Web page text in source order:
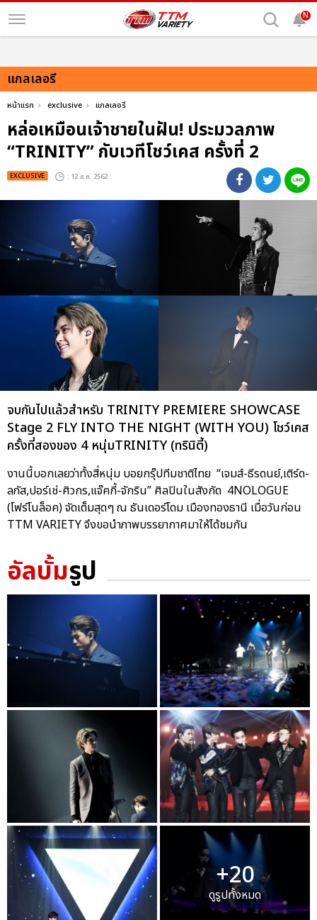
N
แกลเลอรี
หน้าแรก exclusive แกลเลอรี
หล่อเหมือนเจ้าชายในฝัน! ประมวลภาพ
“TRINITY” กับเวทีโชว์เคส ครั้งที่ 2
EXCLUSIVE : 12 ธ.ค. 2562
จบกันไปแล้วสำหรับ TRINITY PREMIERE SHOWCASE
Stage 2 FLY INTO THE NIGHT (WITH YOU) โชว์เคส
ครั้งที่สองของ 4 หนุ่มTRINITY (ทรินิตี้)
งานนี้บอกเลยว่าทั้งสี่หนุ่ม บอยกรุ๊ปทีมชาติไทย “เจมส์-ธีรดนย์,เติร์ด-
ลภัส,ปอร์เช่-ศิวกร,แจ๊คกี้-จักริน” ศิลปินในสังกัด 4NOLOGUE
(โฟร์โนล็อค) จัดเต็มสุดๆ ณ ธันเดอร์โดม เมืองทองธานี เมื่อวันก่อน
TTM VARIETY จึงขอนำภาพบรรยากาศมาให้ได้ชมกัน
อัลบั้มรูป
+20
ดูรูปทั้งหมด